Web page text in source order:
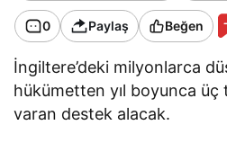
0 Paylaş Beğen
İngiltere’deki milyonlarca
hükümetten yıl boyunca
varan destek alacak.